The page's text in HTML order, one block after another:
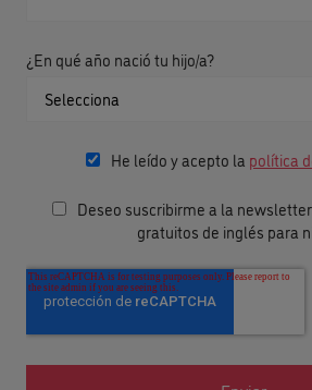
¿En qué año nació tu hijo/a?
He leído y acepto la política
Deseo suscribirme a la
gratuitos de inglés para